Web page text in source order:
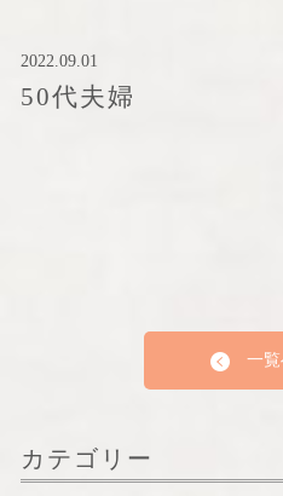
2022.09.01
50代夫婦
一覧
カテゴリー